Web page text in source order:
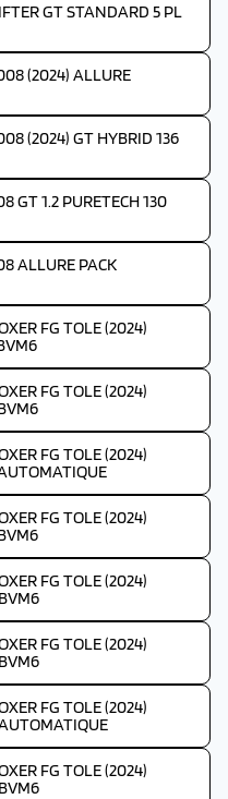
GT STANDARD 5 PL
(2024) ALLURE
(2024) GT HYBRID 136
GT 1.2 PURETECH 130
ALLURE PACK
FG TOLE (2024)
FG TOLE (2024)
FG TOLE (2024)
FG TOLE (2024)
FG TOLE (2024)
FG TOLE (2024)
FG TOLE (2024)
FG TOLE (2024)